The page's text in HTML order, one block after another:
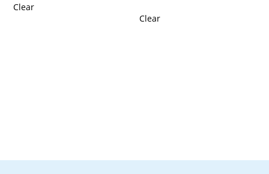
Clear
Clear